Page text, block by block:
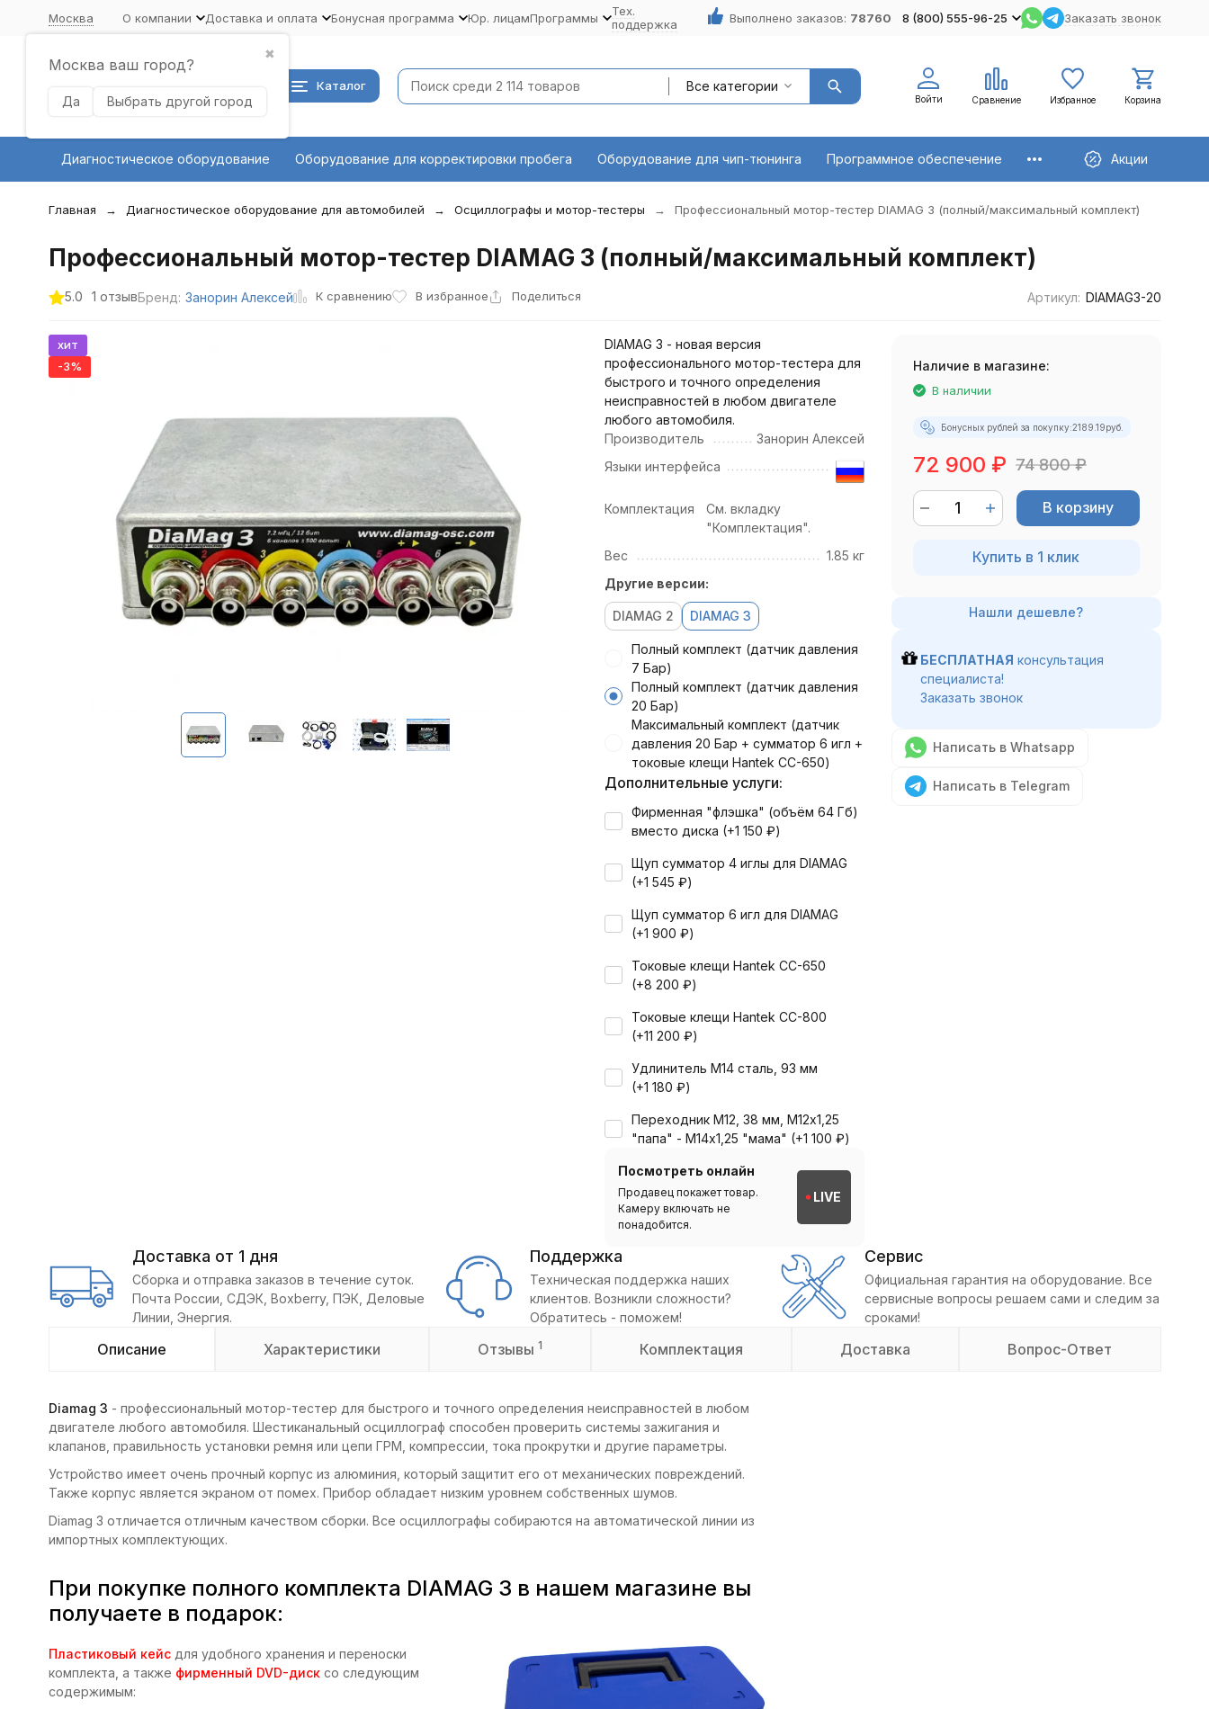
Москва
✖
Москва ваш город?
Да Выбрать другой город
О компании Доставка и оплата Бонусная программа Юр. лицамПрограммы
Тех.
поддержка
Выполнено заказов: 78760 8 (800) 555-96-25 Заказать звонок
Каталог Все категории
Войти Сравнение Избранное Корзина
Диагностическое оборудование Оборудование для корректировки пробега Оборудование для чип-тюнинга Программное обеспечение Акции
Главная Диагностическое оборудование для автомобилей Осциллографы и мотор-тестеры Профессиональный мотор-тестер DIAMAG 3 (полный/максимальный комплект)
Профессиональный мотор-тестер DIAMAG 3 (полный/максимальный комплект)
5.0 1 отзывБренд: Занорин Алексей К сравнению В избранное Поделиться Артикул: DIAMAG3-20
хит
-3%
DIAMAG 3 - новая версия
профессионального мотор-тестера для
быстрого и точного определения
неисправностей в любом двигателе
любого автомобиля.
Производитель
Занорин Алексей
Языки интерфейса
Комплектация
См. вкладку
"Комплектация".
Вес
1.85 кг
Другие версии:
DIAMAG 2 DIAMAG 3
Полный комплект (датчик давления
7 Бар)
Полный комплект (датчик давления
20 Бар)
Максимальный комплект (датчик
давления 20 Бар + сумматор 6 игл +
токовые клещи Hantek CC-650)
Дополнительные услуги:
Фирменная "флэшка" (объём 64 Гб)
вместо диска (+1 150 ₽)
Щуп сумматор 4 иглы для DIAMAG
(+1 545 ₽)
Щуп сумматор 6 игл для DIAMAG
(+1 900 ₽)
Токовые клещи Hantek CC-650
(+8 200 ₽)
Токовые клещи Hantek CC-800
(+11 200 ₽)
Удлинитель M14 сталь, 93 мм
(+1 180 ₽)
Переходник М12, 38 мм, М12х1,25
"папа" - М14х1,25 "мама" (+1 100 ₽)
Посмотреть онлайн
Продавец покажет товар.
Камеру включать не
понадобится.
LIVE
Наличие в магазине:
В наличии
Бонусных рублей за покупку:2189.19руб.
72 900 ₽ 74 800₽
В корзину
Купить в 1 клик
БЕСПЛАТНАЯ консультация
специалиста!
Заказать звонок
Написать в Whatsapp
Написать в Telegram
Доставка от 1 дня
Сборка и отправка заказов в течение суток.
Почта России, СДЭК, Boxberry, ПЭК, Деловые
Линии, Энергия.
Поддержка
Техническая поддержка наших
клиентов. Возникли сложности?
Обратитесь - поможем!
Сервис
Официальная гарантия на оборудование. Все
сервисные вопросы решаем сами и следим за
сроками!
Описание Характеристики Отзывы 1 Комплектация Доставка Вопрос-Ответ
Diamag 3 - профессиональный мотор-тестер для быстрого и точного определения неисправностей в любом
двигателе любого автомобиля. Шестиканальный осциллограф способен проверить системы зажигания и
клапанов, правильность установки ремня или цепи ГРМ, компрессии, тока прокрутки и другие параметры.
Устройство имеет очень прочный корпус из алюминия, который защитит его от механических повреждений.
Также корпус является экраном от помех. Прибор обладает низким уровнем собственных шумов.
Diamag 3 отличается отличным качеством сборки. Все осциллографы собираются на автоматической линии из
импортных комплектующих.
При покупке полного комплекта DIAMAG 3 в нашем магазине вы
получаете в подарок:
Пластиковый кейсдля удобного хранения и переноски
комплекта, а также фирменный DVD-дисксо следующим
содержимым: